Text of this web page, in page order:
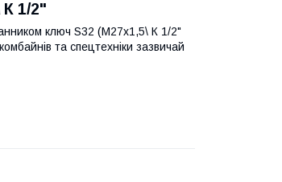
1/2"
ключ S32 (М27х1,5\ К 1/2"
та спецтехніки зазвичай